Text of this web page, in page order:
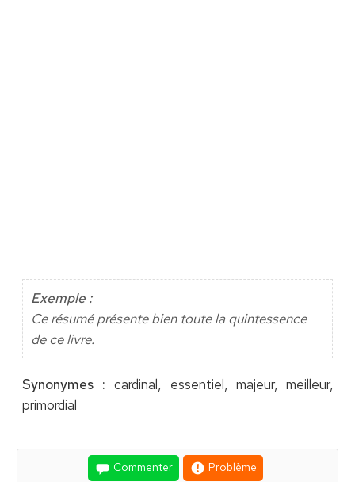
Exemple :
Ce résumé présente bien toute la quintessence
de ce livre.
Synonymes : cardinal, essentiel, majeur, meilleur,
primordial
Commenter Problème